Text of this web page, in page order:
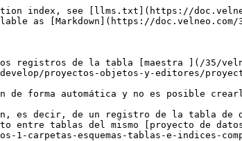
index, see [llms.txt](https://
as [Markdown](https://
registros de la tabla [maestra ](/35/
proyectos-objetos-y-editores/
de forma automática y no es posible
n, es decir, de un registro de la tabla
entre tablas del mismo [proyecto de
1-carpetas-esquemas-tablas-e-indices-